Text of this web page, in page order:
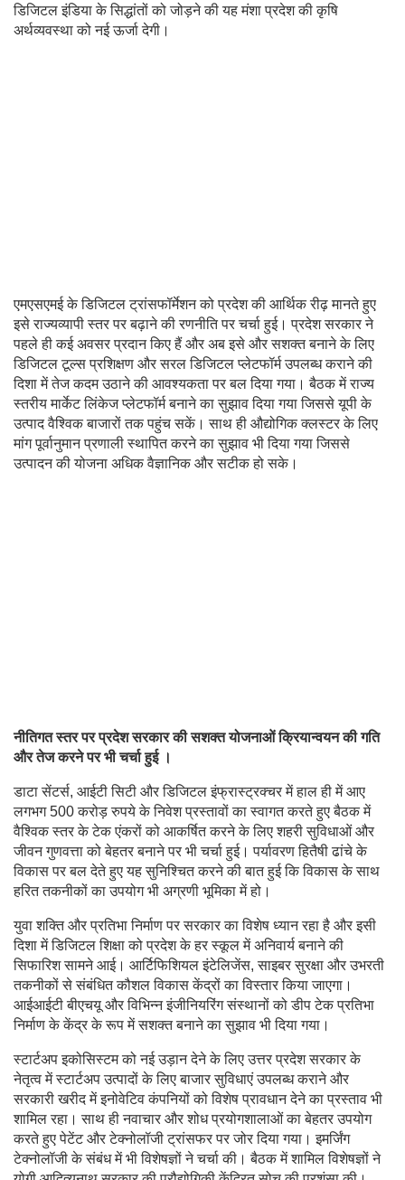
डिजिटल इंडिया के सिद्धांतों को जोड़ने की यह मंशा प्रदेश की कृषि
अर्थव्यवस्था को नई ऊर्जा देगी।
एमएसएमई के डिजिटल ट्रांसफॉर्मेशन को प्रदेश की आर्थिक रीढ़ मानते हुए
इसे राज्यव्यापी स्तर पर बढ़ाने की रणनीति पर चर्चा हुई। प्रदेश सरकार ने
पहले ही कई अवसर प्रदान किए हैं और अब इसे और सशक्त बनाने के लिए
डिजिटल टूल्स प्रशिक्षण और सरल डिजिटल प्लेटफॉर्म उपलब्ध कराने की
दिशा में तेज कदम उठाने की आवश्यकता पर बल दिया गया। बैठक में राज्य
स्तरीय मार्केट लिंकेज प्लेटफॉर्म बनाने का सुझाव दिया गया जिससे यूपी के
उत्पाद वैश्विक बाजारों तक पहुंच सकें। साथ ही औद्योगिक क्लस्टर के लिए
मांग पूर्वानुमान प्रणाली स्थापित करने का सुझाव भी दिया गया जिससे
उत्पादन की योजना अधिक वैज्ञानिक और सटीक हो सके।
नीतिगत स्तर पर प्रदेश सरकार की सशक्त योजनाओं क्रियान्वयन की गति
और तेज करने पर भी चर्चा हुई ।
डाटा सेंटर्स, आईटी सिटी और डिजिटल इंफ्रास्ट्रक्चर में हाल ही में आए
लगभग 500 करोड़ रुपये के निवेश प्रस्तावों का स्वागत करते हुए बैठक में
वैश्विक स्तर के टेक एंकरों को आकर्षित करने के लिए शहरी सुविधाओं और
जीवन गुणवत्ता को बेहतर बनाने पर भी चर्चा हुई। पर्यावरण हितैषी ढांचे के
विकास पर बल देते हुए यह सुनिश्चित करने की बात हुई कि विकास के साथ
हरित तकनीकों का उपयोग भी अग्रणी भूमिका में हो।
युवा शक्ति और प्रतिभा निर्माण पर सरकार का विशेष ध्यान रहा है और इसी
दिशा में डिजिटल शिक्षा को प्रदेश के हर स्कूल में अनिवार्य बनाने की
सिफारिश सामने आई। आर्टिफिशियल इंटेलिजेंस, साइबर सुरक्षा और उभरती
तकनीकों से संबंधित कौशल विकास केंद्रों का विस्तार किया जाएगा।
आईआईटी बीएचयू और विभिन्न इंजीनियरिंग संस्थानों को डीप टेक प्रतिभा
निर्माण के केंद्र के रूप में सशक्त बनाने का सुझाव भी दिया गया।
स्टार्टअप इकोसिस्टम को नई उड़ान देने के लिए उत्तर प्रदेश सरकार के
नेतृत्व में स्टार्टअप उत्पादों के लिए बाजार सुविधाएं उपलब्ध कराने और
सरकारी खरीद में इनोवेटिव कंपनियों को विशेष प्रावधान देने का प्रस्ताव भी
शामिल रहा। साथ ही नवाचार और शोध प्रयोगशालाओं का बेहतर उपयोग
करते हुए पेटेंट और टेक्नोलॉजी ट्रांसफर पर जोर दिया गया। इमर्जिंग
टेक्नोलॉजी के संबंध में भी विशेषज्ञों ने चर्चा की। बैठक में शामिल विशेषज्ञों ने